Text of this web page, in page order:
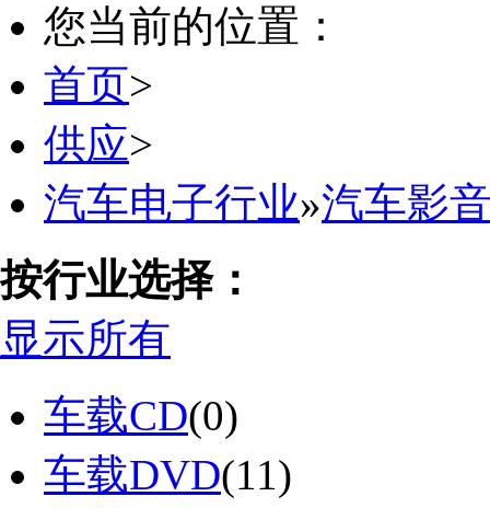
您当前的位置：
首页>
供应>
汽车电子行业»汽车影
按行业选择：
显示所有
车载CD(0)
车载DVD(11)